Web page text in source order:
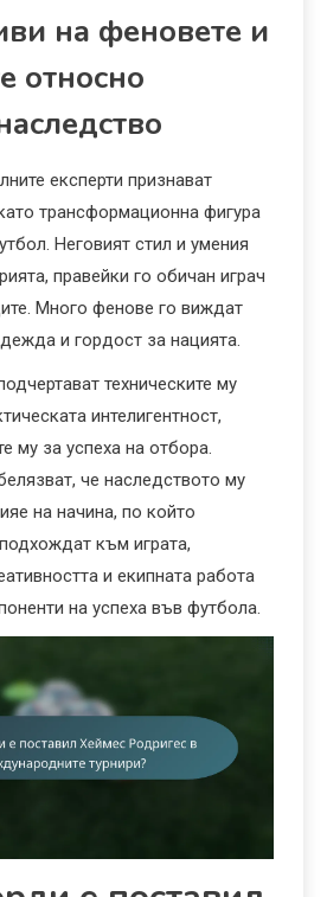
на феновете и
относно
експерти признават
трансформационна фигура
Неговият стил и умения
правейки го обичан играч
Много фенове го виждат
и гордост за нацията.
техническите му
интелигентност,
му за успеха на отбора.
че наследството му
на начина, по който
към играта,
и екипната работа
на успеха във футбола.